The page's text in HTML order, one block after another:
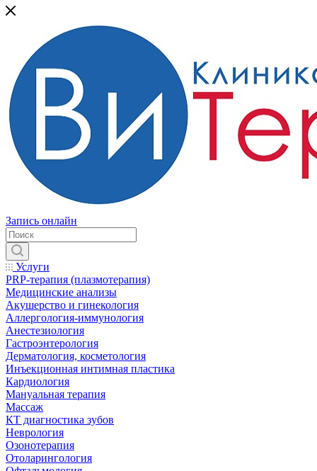
Запись онлайн
Услуги
PRP-терапия (плазмотерапия)
Медицинские анализы
Акушерство и гинекология
Аллергология-иммунология
Анестезиология
Гастроэнтерология
Дерматология, косметология
Инъекционная интимная пластика
Кардиология
Мануальная терапия
Массаж
КТ диагностика зубов
Неврология
Озонотерапия
Отоларингология